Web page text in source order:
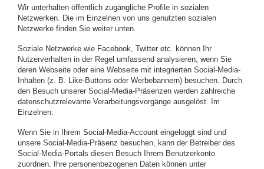
Wir unterhalten öffentlich zugängliche Profile in sozialen
Netzwerken. Die im Einzelnen von uns genutzten sozialen
Netzwerke finden Sie weiter unten.
Soziale Netzwerke wie Facebook, Twitter etc. können Ihr
Nutzerverhalten in der Regel umfassend analysieren, wenn Sie
deren Webseite oder eine Webseite mit integrierten Social-Media-
Inhalten (z. B. Like-Buttons oder Werbebannern) besuchen. Durch
den Besuch unserer Social-Media-Präsenzen werden zahlreiche
datenschutzrelevante Verarbeitungsvorgänge ausgelöst. Im
Einzelnen:
Wenn Sie in Ihrem Social-Media-Account eingeloggt sind und
unsere Social-Media-Präsenz besuchen, kann der Betreiber des
Social-Media-Portals diesen Besuch Ihrem Benutzerkonto
zuordnen. Ihre personenbezogenen Daten können unter